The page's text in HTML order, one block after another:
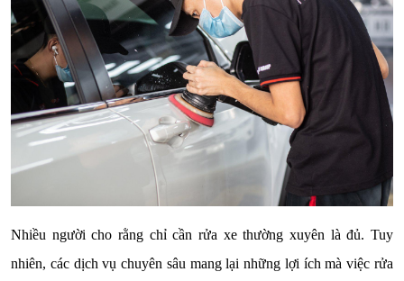
Nhiều người cho rằng chỉ cần rửa xe thường xuyên là đủ. Tuy
nhiên, các dịch vụ chuyên sâu mang lại những lợi ích mà việc rửa